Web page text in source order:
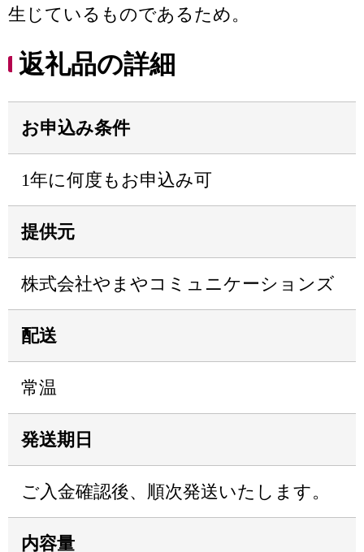
生じているものであるため。
返礼品の詳細
お申込み条件
1年に何度もお申込み可
提供元
株式会社やまやコミュニケーションズ
配送
常温
発送期日
ご入金確認後、順次発送いたします。
内容量